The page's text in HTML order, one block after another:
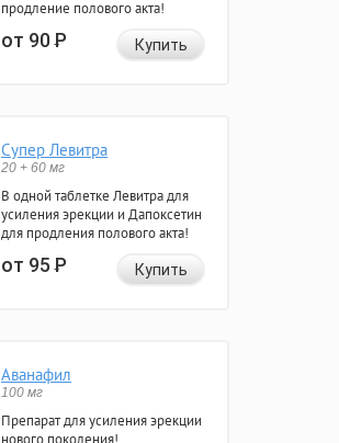
продление полового акта!
от 90Р Купить
Супер Левитра
20 + 60 мг
В одной таблетке Левитра для
усиления эрекции и Дапоксетин
для продления полового акта!
от 95Р Купить
Аванафил
100 мг
Препарат для усиления эрекции